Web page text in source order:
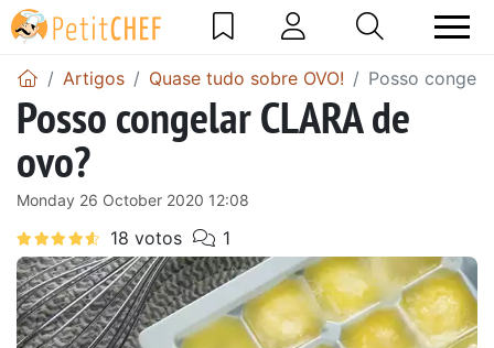
Artigos Quase tudo sobre OVO! Posso
Posso congelar CLARA de
ovo?
Monday 26 October 2020 12:08